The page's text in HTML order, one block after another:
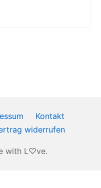
Kontakt
widerrufen
with L♡ve.